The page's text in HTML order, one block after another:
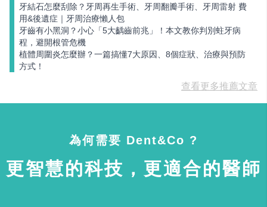
牙結石怎麼刮除？牙周再生手術、牙周翻瓣手術、牙周雷射 費
用&後遺症｜牙周治療懶人包
牙齒有小黑洞？小心「5大齲齒前兆」！本文教你判別蛀牙病
程，避開根管危機
植體周圍炎怎麼辦？一篇搞懂7大原因、8個症狀、治療與預防
方式！
查看更多推薦文章
為何需要 Dent&Co ?
更智慧的科技，更適合的醫師